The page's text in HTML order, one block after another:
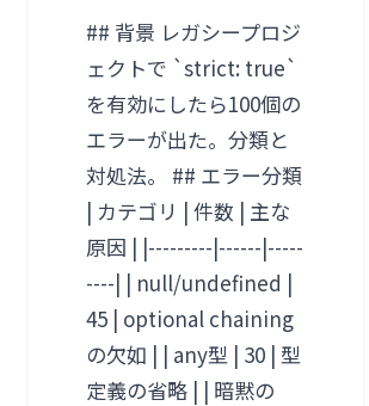
## 背景 レガシープロジ
ェクトで `strict: true`
を有効にしたら100個の
エラーが出た。分類と
対処法。 ## エラー分類
| カテゴリ | 件数 | 主な
原因 | |---------|------|-----
----| | null/undefined |
45 | optional chaining
の欠如 | | any型 | 30 | 型
定義の省略 | | 暗黙の